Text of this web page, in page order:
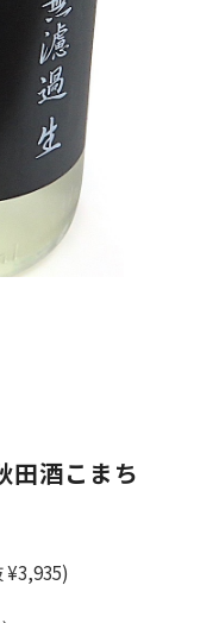
酒こまち
¥3,935)